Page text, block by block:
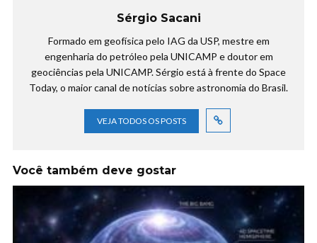
Sérgio Sacani
Formado em geofísica pelo IAG da USP, mestre em
engenharia do petróleo pela UNICAMP e doutor em
geociências pela UNICAMP. Sérgio está à frente do Space
Today, o maior canal de notícias sobre astronomia do Brasil.
VEJA TODOS OS POSTS
Você também deve gostar